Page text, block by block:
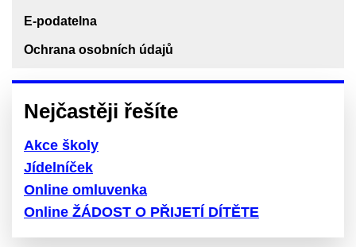
E-podatelna
Ochrana osobních údajů
Nejčastěji řešíte
Akce školy
Jídelníček
Online omluvenka
Online ŽÁDOST O PŘIJETÍ DÍTĚTE